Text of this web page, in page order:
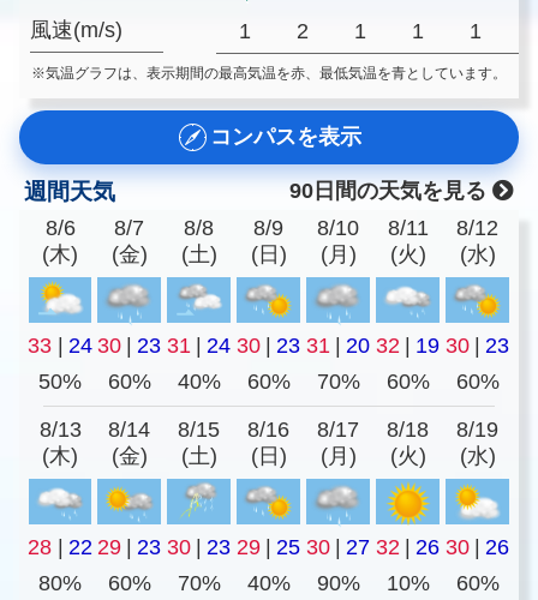
風速(m/s) 1 2 1 1 1
※気温グラフは、表示期間の最高気温を赤、最低気温を青としています。
コンパスを表示
週間天気
90日間の天気を見る
8/6
(木)
8/7
(金)
8/8
(土)
8/9
(日)
8/10
(月)
8/11
(火)
8/12
(水)
33 24 30 23 31 24 30 23 31 20 32 19 30
23
50%
60% 40% 60% 70% 60% 60%
8/13
(木)
8/14
(金)
8/15
(土)
8/16
(日)
8/17
(月)
8/18
(火)
8/19
(水)
28 22 29 23 30 23 29 25 30 27 32 26 30
26
80%
60% 70% 40% 90% 10%
60%